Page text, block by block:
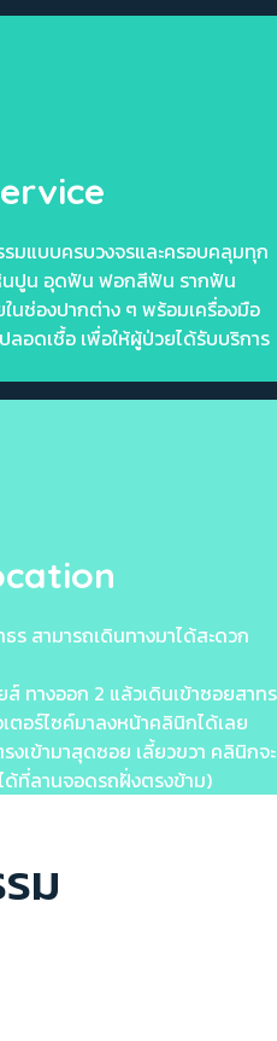
มแบบครบวงจรและครอบคลุมทุก
ปูน อุดฟัน ฟอกสีฟัน รากฟัน
นช่องปากต่าง ๆ พร้อมเครื่องมือ
ลอดเชื้อ เพื่อให้ผู้ป่วยได้รับบริการ
ร สามารถเดินทางมาได้สะดวก
ทางออก 2 แล้วเดินเข้าซอยสาทร
ตอร์ไซค์มาลงหน้าคลินิกได้เลย
งเข้ามาสุดซอย เลี้ยวขวา คลินิกจะ
ด้ที่ลานจอดรถฝั่งตรงข้าม)
ม